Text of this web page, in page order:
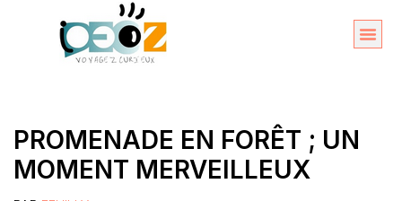
PROMENADE EN FORÊT ; UN
MOMENT MERVEILLEUX